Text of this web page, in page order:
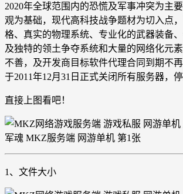
2020年全球范围内的恐慌及军事冲突为主
观为基础，现代高科技战争题材为切入点
格、真实的物理系统、专业化的武器装备
及独特的领土争夺系统和大量的网络化元
不善，及开发商目标软件代理合同到期不
于2011年12月31日正式关闭所有服务器，停
直接上图看吧！
1、文件大小